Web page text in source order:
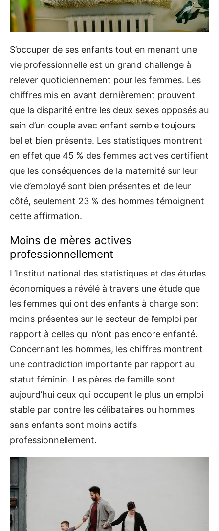
S’occuper de ses enfants tout en menant une
vie professionnelle est un grand challenge à
relever quotidiennement pour les femmes. Les
chiffres mis en avant dernièrement prouvent
que la disparité entre les deux sexes opposés au
sein d’un couple avec enfant semble toujours
bel et bien présente. Les statistiques montrent
en effet que 45 % des femmes actives certifient
que les conséquences de la maternité sur leur
vie d’employé sont bien présentes et de leur
côté, seulement 23 % des hommes témoignent
cette affirmation.
Moins de mères actives
professionnellement
L’Institut national des statistiques et des études
économiques a révélé à travers une étude que
les femmes qui ont des enfants à charge sont
moins présentes sur le secteur de l’emploi par
rapport à celles qui n’ont pas encore enfanté.
Concernant les hommes, les chiffres montrent
une contradiction importante par rapport au
statut féminin. Les pères de famille sont
aujourd’hui ceux qui occupent le plus un emploi
stable par contre les célibataires ou hommes
sans enfants sont moins actifs
professionnellement.